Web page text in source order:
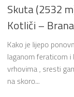
Skuta (2532
Kotliči –
Kako je lijepo
laganom feraticom
vrhovima , sresti
na skoro...